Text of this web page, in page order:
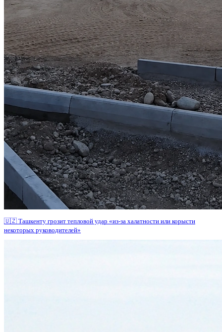
🇺🇿 Ташкенту грозит тепловой удар «из-за халатности или корысти
некоторых руководителей»